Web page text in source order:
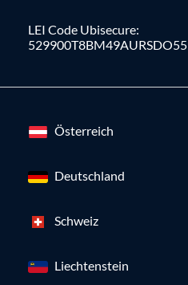
LEI Code Ubisecure:
529900T8BM49AURSDO55
Österreich
Deutschland
Schweiz
Liechtenstein